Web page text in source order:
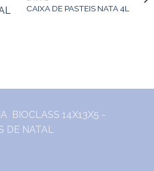
CAIXA DE PASTEIS NATA 4L